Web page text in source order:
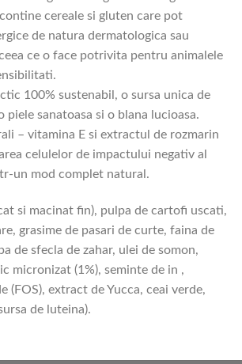
cereale si gluten care pot
de natura dermatologica sau
ce o face potrivita pentru animalele
100% sustenabil, o sursa unica de
piele sanatoasa si o blana lucioasa.
– vitamina E si extractul de rozmarin
celulelor de impactului negativ al
un mod complet natural.
si macinat fin), pulpa de cartofi uscati,
grasime de pasari de curte, faina de
de sfecla de zahar, ulei de somon,
micronizat (1%), seminte de in ,
(FOS), extract de Yucca, ceai verde,
de luteina).